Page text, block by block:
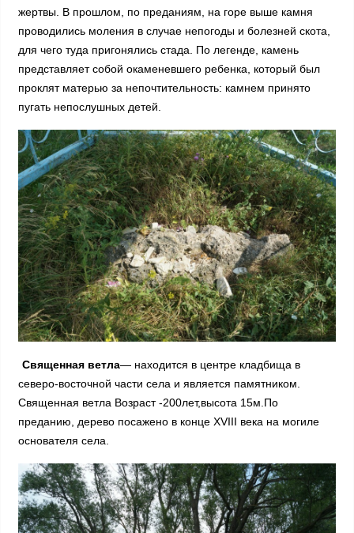
жертвы. В прошлом, по преданиям, на горе выше камня
проводились моления в случае непогоды и болезней скота,
для чего туда пригонялись стада. По легенде, камень
представляет собой окаменевшего ребенка, который был
проклят матерью за непочтительность: камнем принято
пугать непослушных детей.
Священная ветла— находится в центре кладбища в
северо-восточной части села и является памятником.
Священная ветла Возраст -200лет,высота 15м.По
преданию, дерево посажено в конце ХVIII века на могиле
основателя села.